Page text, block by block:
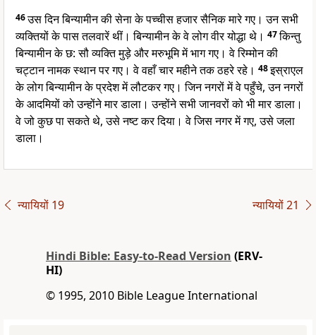
46उस दिन बिन्यामीन की सेना के पच्चीस हजार सैनिक मारे गए। उन सभी
व्यक्तियों के पास तलवारें थीं। बिन्यामीन के वे लोग वीर योद्धा थे। 47किन्तु
बिन्यामीन के छ: सौ व्यक्ति मुड़े और मरुभूमि में भाग गए। वे रिम्मोन की
चट्टान नामक स्थान पर गए। वे वहाँ चार महीने तक ठहरे रहे। 48इस्राएल
के लोग बिन्यामीन के प्रदेश में लौटकर गए। जिन नगरों में वे पहुँचे, उन नगरों
के आदमियों को उन्होंने मार डाला। उन्होंने सभी जानवरों को भी मार डाला।
वे जो कुछ पा सकते थे, उसे नष्ट कर दिया। वे जिस नगर में गए, उसे जला
डाला।
न्यायियों 19 न्यायियों 21
Hindi Bible: Easy-to-Read Version (ERV-
HI)
© 1995, 2010 Bible League International